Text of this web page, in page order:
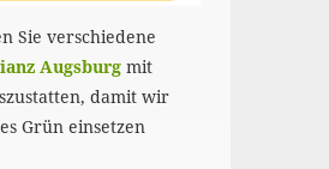
Sie verschiedene
Augsburg mit
damit wir
Grün einsetzen